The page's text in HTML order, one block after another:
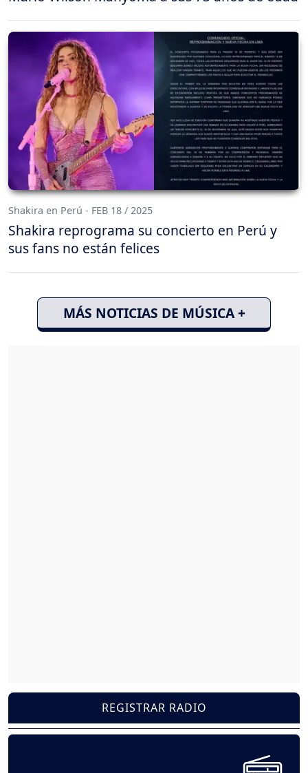
Shakira en Perú - FEB 18 / 2025
Shakira reprograma su concierto en Perú y
sus fans no están felices
MÁS NOTICIAS DE MÚSICA +
REGISTRAR RADIO